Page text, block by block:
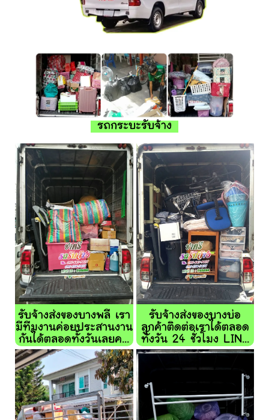
รถกระบะรับจ้าง
รับจ้างส่งของบางพลี เรา
มีทีมงานค่อยประสานงาน
กันได้ตลอดทั้งวันเลยค...
รับจ้างส่งของบางบ่อ
ลูกค้าติดต่อเราได้ตลอด
ทั้งวัน 24 ชั่วโมง LIN...